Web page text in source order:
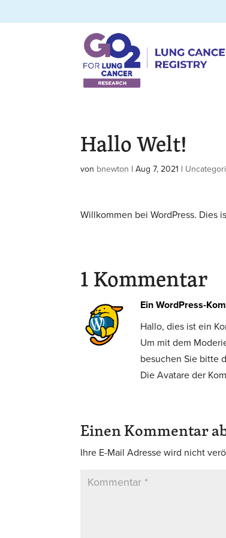
Hallo Welt!
von bnewton |Aug 7, 2021 |
Willkommen bei WordPress. Dies
1 Kommentar
Ein WordPress-
Hallo, dies ist ein
Um mit dem
besuchen Sie bitte
Die Avatare der
Einen Kommentar
Ihre E-Mail Adresse wird nicht